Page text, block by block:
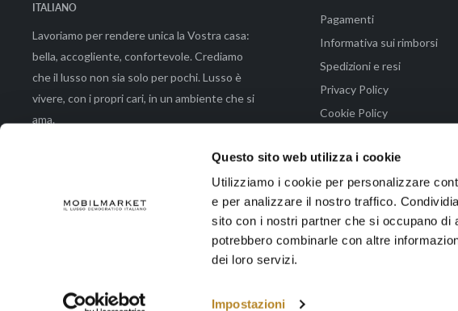
Questo sito web utilizza i cookie
Utilizziamo i cookie per personalizzare
e per analizzare il nostro traffico.
sito con i nostri partner che si occupano di
potrebbero combinarle con altre
dei loro servizi.
Impostazioni
ITALIANO
Lavoriamo per rendere unica la Vostra casa:
bella, accogliente, confortevole. Crediamo
che il lusso non sia solo per pochi. Lusso è
vivere, con i propri cari, in un ambiente che si
ama.
Pagamenti
Informativa sui rimborsi
Spedizioni e resi
Privacy Policy
Cookie Policy
© 2026 Mobilmarket di Emmeemme Spa |Via Brunetto Latini 48 - 50133 Firenze (FI) | P.IVA